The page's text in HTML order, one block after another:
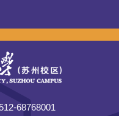
68768001